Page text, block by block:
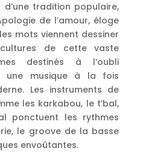
tradition populaire,
de l’amour, éloge
mots viennent dessiner
de cette vaste
destinés à l’oubli
une musique à la fois
Les instruments de
les karkabou, le t’bal,
ponctuent les rythmes
le groove de la basse
envoûtantes.